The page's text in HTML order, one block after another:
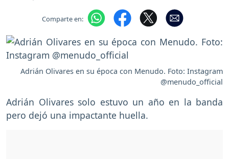
Comparte en:
Adrián Olivares en su época con Menudo. Foto: Instagram
@menudo_official
Adrián Olivares solo estuvo un año en la banda
pero dejó una impactante huella.